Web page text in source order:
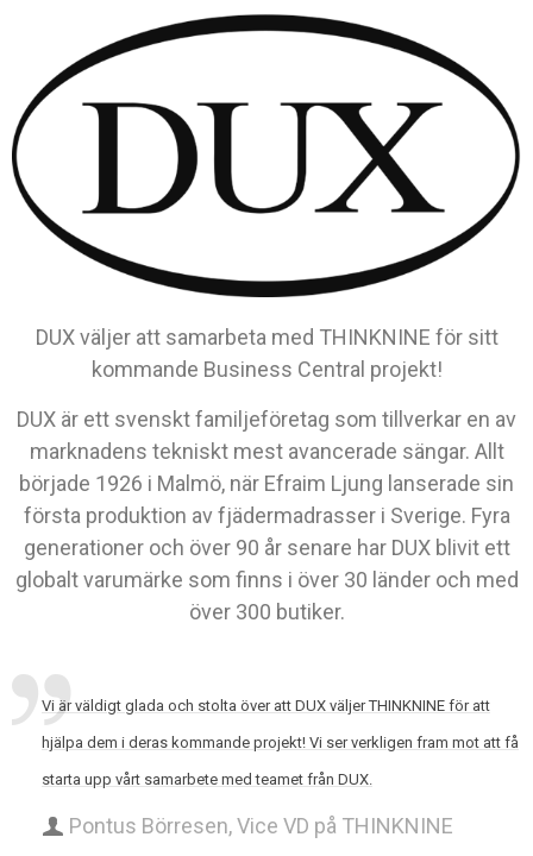
DUX väljer att samarbeta med THINKNINE för sitt
kommande Business Central projekt!
DUX är ett svenskt familjeföretag som tillverkar en av
marknadens tekniskt mest avancerade sängar. Allt
började 1926 i Malmö, när Efraim Ljung lanserade sin
första produktion av fjädermadrasser i Sverige. Fyra
generationer och över 90 år senare har DUX blivit ett
globalt varumärke som finns i över 30 länder och med
över 300 butiker.
Vi är väldigt glada och stolta över att DUX väljer THINKNINE för att
hjälpa dem i deras kommande projekt! Vi ser verkligen fram mot att få
starta upp vårt samarbete med teamet från DUX.
Pontus Börresen, Vice VD på THINKNINE